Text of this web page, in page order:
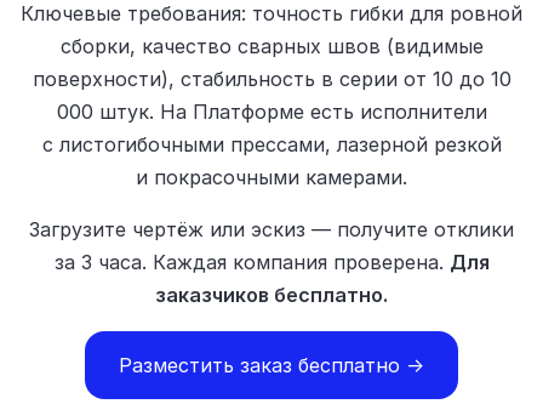
Ключевые требования: точность гибки для ровной
сборки, качество сварных швов (видимые
поверхности), стабильность в серии от 10 до 10
000 штук. На Платформе есть исполнители
с листогибочными прессами, лазерной резкой
и покрасочными камерами.
Загрузите чертёж или эскиз — получите отклики
за 3 часа. Каждая компания проверена. Для
заказчиков бесплатно.
Разместить заказ бесплатно →